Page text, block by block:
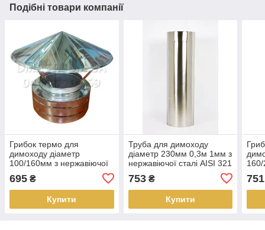
Подібні товари компанії
Грибок термо для
димоходу діаметр
100/160мм з нержавіючої
695 ₴
Купити
Труба для димоходу
діаметр 230мм 0,3м 1мм з
нержавіючої сталі AISI 321
753₴
Купити
160/
751